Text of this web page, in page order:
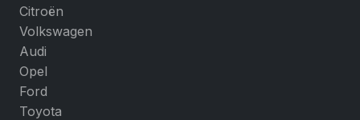
Citroën
Volkswagen
Audi
Opel
Ford
Toyota